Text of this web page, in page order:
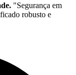
"Segurança em
robusto e